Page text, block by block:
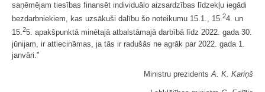
saņēmējam tiesības finansēt individuālo aizsardzības līdzekļu iegādi
bezdarbniekiem, kas uzsākuši dalību šo noteikumu 15.1., 15.24. un
15.25. apakšpunktā minētajā atbalstāmajā darbībā līdz 2022. gada 30.
jūnijam, ir attiecināmas, ja tās ir radušās ne agrāk par 2022. gada 1.
janvāri."
Ministru prezidents A. K. Kariņš